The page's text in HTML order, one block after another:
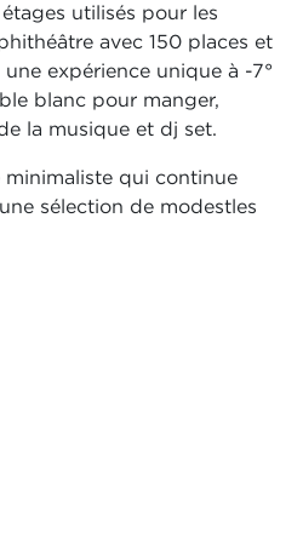
utilisés pour les
avec 150 places et
expérience unique à -7°
blanc pour manger,
la musique et dj set.
qui continue
sélection de modestles